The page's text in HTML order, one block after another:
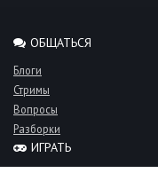
ОБЩАТЬСЯ
Блоги
Стримы
Вопросы
Разборки
ИГРАТЬ